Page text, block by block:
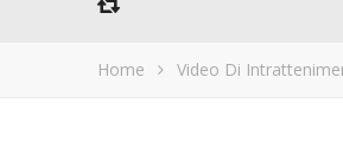
Home Video Di